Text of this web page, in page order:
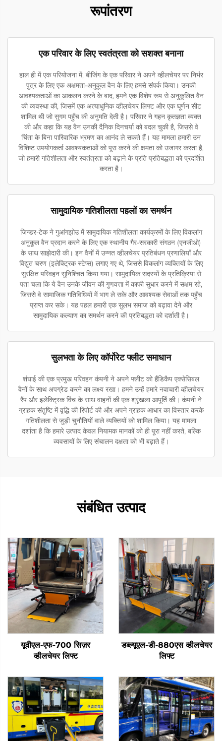
रूपांतरण
एक परिवार के लिए स्वतंत्रता को सशक्त बनाना
हाल ही में एक परियोजना में, बीजिंग के एक परिवार ने अपने व्हीलचेयर पर निर्भर
पुत्र के लिए एक अक्षमता-अनुकूल वैन के लिए हमसे संपर्क किया। उनकी
आवश्यकताओं का आकलन करने के बाद, हमने एक विशेष रूप से अनुकूलित वैन
की व्यवस्था की, जिसमें एक अत्याधुनिक व्हीलचेयर लिफ्ट और एक घूर्णन सीट
शामिल थी जो सुगम पहुँच की अनुमति देती है। परिवार ने गहन कृतज्ञता व्यक्त
की और कहा कि यह वैन उनकी दैनिक दिनचर्या को बदल चुकी है, जिससे वे
चिंता के बिना पारिवारिक भ्रमण का आनंद ले सकते हैं। यह मामला हमारी उन
विशिष्ट उपयोगकर्ता आवश्यकताओं को पूरा करने की क्षमता को उजागर करता है,
जो हमारी गतिशीलता और स्वतंत्रता को बढ़ाने के प्रति प्रतिबद्धता को प्रदर्शित
करता है।
सामुदायिक गतिशीलता पहलों का समर्थन
जिन्डर-टेक ने गुआंगझोउ में सामुदायिक गतिशीलता कार्यक्रमों के लिए विकलांग
अनुकूल वैन प्रदान करने के लिए एक स्थानीय गैर-सरकारी संगठन (एनजीओ)
के साथ साझेदारी की। इन वैनों में उन्नत व्हीलचेयर प्रतिबंधन प्रणालियाँ और
विद्युत चरण (इलेक्ट्रिक स्टेप्स) लगाए गए थे, जिससे विकलांग व्यक्तियों के लिए
सुरक्षित परिवहन सुनिश्चित किया गया। सामुदायिक सदस्यों के प्रतिक्रिया से
पता चला कि ये वैन उनके जीवन की गुणवत्ता में काफी सुधार करने में सक्षम रहे,
जिससे वे सामाजिक गतिविधियों में भाग ले सके और आवश्यक सेवाओं तक पहुँच
प्राप्त कर सके। यह पहल हमारी एक सुलभ समाज को बढ़ावा देने और
सामुदायिक कल्याण का समर्थन करने की प्रतिबद्धता को दर्शाती है।
सुलभता के लिए कॉर्पोरेट फ्लीट समाधान
शंघाई की एक प्रमुख परिवहन कंपनी ने अपने फ्लीट को हैंडिकैप एक्सेसिबल
वैनों के साथ अपग्रेड करने का लक्ष्य रखा। हमने उन्हें हमारे नवाचारी व्हीलचेयर
रैंप और इलेक्ट्रिक विंच के साथ वाहनों की एक श्रृंखला आपूर्ति की। कंपनी ने
ग्राहक संतुष्टि में वृद्धि की रिपोर्ट की और अपने ग्राहक आधार का विस्तार करके
गतिशीलता से जुड़ी चुनौतियों वाले व्यक्तियों को शामिल किया। यह मामला
दर्शाता है कि हमारे उत्पाद केवल नियामक मानकों को ही पूरा नहीं करते, बल्कि
व्यवसायों के लिए संचालन दक्षता को भी बढ़ाते हैं।
संबंधित उत्पाद
यूवीएल-एफ-700 सिज़र
व्हीलचेयर लिफ्ट
डब्ल्यूएल-डी-880एस व्हीलचेयर
लिफ्ट